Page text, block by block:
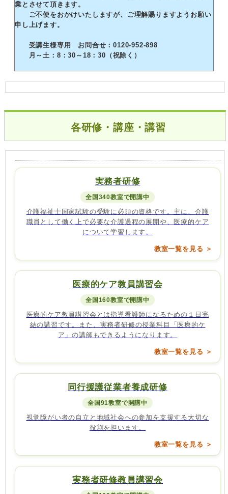
業とさせて頂きます。
ご不便をおかけいたしますが、ご理解賜りますようお願い
申し上げます。
受講生様専用 お問合せ：0120-952-898
月～土：8：30～18：30（祝除く）
各研修・講座・講習
実務者研修
全国340教室で開講中
介護福祉士国家試験の受験に必須の資格です。主に、介護
職員として働く上で必要な介護過程の展開や、医療的ケア
について学習します。
教室一覧を見る ＞
医療的ケア教員講習会
全国160教室で開講中
医療的ケア教員講習会とは指導看護師になるための１日完
結の講習です。また、実務者研修の授業科目「医療的ケ
ア」の講師もできるようになります。
教室一覧を見る ＞
同行援護従業者養成研修
全国91教室で開講中
視覚障がい者の自立と地域社会への参加を支援する大切な
役割を担います。
教室一覧を見る ＞
実務者研修教員講習会